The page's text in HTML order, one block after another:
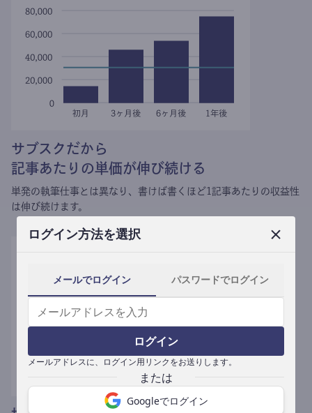
ログイン方法を選択
メールでログイン パスワードでログイン
ログイン
メールアドレスに、ログイン用リンクをお送りします。
Googleでログイン
サブスクだから
記事あたりの単価が伸び続ける
単発の執筆仕事とは異なり、 書けば書くほど1記事あたりの収益性
は伸び続けます。